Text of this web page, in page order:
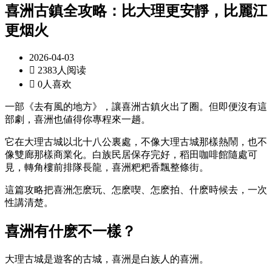
喜洲古鎮全攻略：比大理更安靜，比麗江
更烟火
2026-04-03
 2383人阅读
 0人喜欢
一部《去有風的地方》，讓喜洲古鎮火出了圈。但即便沒有這
部劇，喜洲也値得你專程來一趟。
它在大理古城以北十八公裏處，不像大理古城那樣熱鬧，也不
像雙廊那樣商業化。白族民居保存完好，稻田咖啡館隨處可
見，轉角樓前排隊長龍，喜洲粑粑香飄整條街。
這篇攻略把喜洲怎麽玩、怎麽喫、怎麽拍、什麽時候去，一次
性講清楚。
喜洲有什麽不一樣？
大理古城是遊客的古城，喜洲是白族人的喜洲。